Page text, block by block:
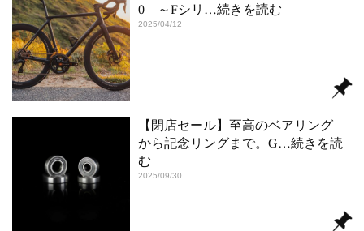
0 ～Fシリ …続きを読む
2025/04/12
【閉店セール】至高のベアリング
から記念リングまで。G…続きを読
む
2025/09/30